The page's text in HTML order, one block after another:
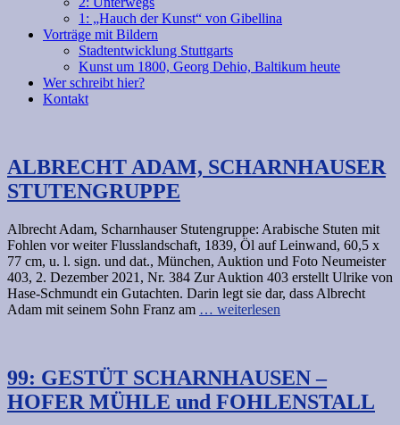
1: „Hauch der Kunst“ von Gibellina
Vorträge mit Bildern
Stadtentwicklung Stuttgarts
Kunst um 1800, Georg Dehio, Baltikum heute
Wer schreibt hier?
Kontakt
ALBRECHT ADAM, SCHARNHAUSER
STUTENGRUPPE
Albrecht Adam, Scharnhauser Stutengruppe: Arabische Stuten mit
Fohlen vor weiter Flusslandschaft, 1839, Öl auf Leinwand, 60,5 x
77 cm, u. l. sign. und dat., München, Auktion und Foto Neumeister
403, 2. Dezember 2021, Nr. 384 Zur Auktion 403 erstellt Ulrike von
Hase-Schmundt ein Gutachten. Darin legt sie dar, dass Albrecht
Adam mit seinem Sohn Franz am … weiterlesen
99: GESTÜT SCHARNHAUSEN –
HOFER MÜHLE und FOHLENSTALL